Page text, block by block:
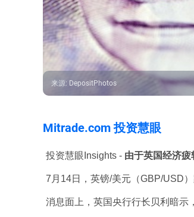
来源: DepositPhotos
Mitrade.com 投资慧眼
投资慧眼Insights - 由于英国经济疲
7月14日，英镑/美元（GBP/USD
消息面上，英国央行行长贝利暗示